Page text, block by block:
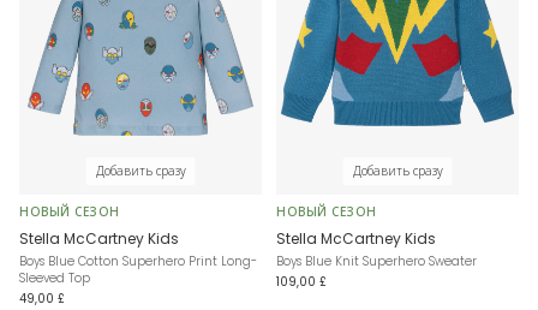
Добавить сразу
НОВЫЙ СЕЗОН
Stella McCartney Kids
Boys Blue Cotton Superhero Print Long-
Sleeved Top
49,00 £
Добавить сразу
НОВЫЙ СЕЗОН
Stella McCartney Kids
Boys Blue Knit Superhero Sweater
109,00 £